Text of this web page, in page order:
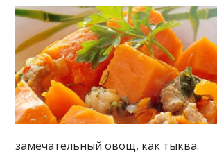
замечательный овощ, как тыква.